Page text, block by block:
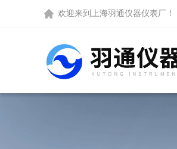
欢迎来到 上海羽通仪器仪表厂 ！